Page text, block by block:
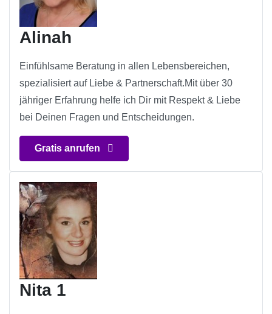
Alinah
Einfühlsame Beratung in allen Lebensbereichen,
spezialisiert auf Liebe & Partnerschaft.Mit über 30
jähriger Erfahrung helfe ich Dir mit Respekt & Liebe
bei Deinen Fragen und Entscheidungen.
Gratis anrufen
Nita 1